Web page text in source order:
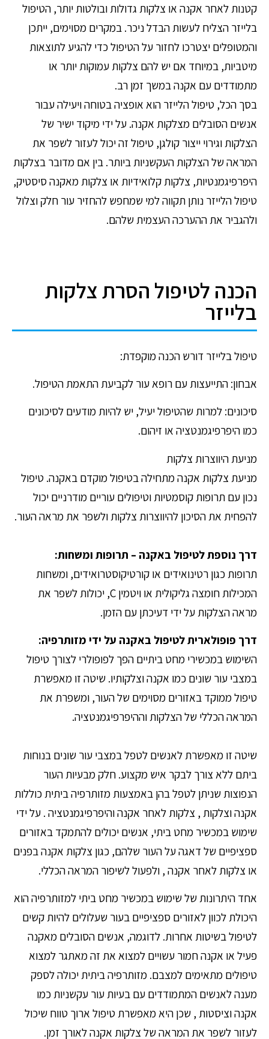
קטנות לאחר אקנה או צלקות גדולות ובולטות יותר, הטיפול
בלייזר הצליח לעשות הבדל ניכר. במקרים מסוימים, ייתכן
והמטופלים יצטרכו לחזור על הטיפול כדי להגיע לתוצאות
מיטביות, במיוחד אם יש להם צלקות עמוקות יותר או
מתמודדים עם אקנה במשך זמן רב.
בסך הכל, טיפול הלייזר הוא אופציה בטוחה ויעילה עבור
אנשים הסובלים מצלקות אקנה. על ידי מיקוד ישיר של
הצלקות וגירוי ייצור קולגן, טיפול זה יכול לעזור לשפר את
המראה של הצלקות העקשניות ביותר. בין אם מדובר בצלקות
היפרפיגמנטיות, צלקות קלואידיות או צלקות מאקנה סיסטיק,
טיפול הלייזר נותן תקווה למי שמחפש להחזיר עור חלק וצלול
ולהגביר את ההערכה העצמית שלהם.
הכנה לטיפול הסרת צלקות
בלייזר
טיפול בלייזר דורש הכנה מוקפדת:
אבחון: התייעצות עם רופא עור לקביעת התאמת הטיפול.
סיכונים: למרות שהטיפול יעיל, יש להיות מודעים לסיכונים
כמו היפרפיגמנטציה או זיהום.
מניעת היווצרות צלקות
מניעת צלקות אקנה מתחילה בטיפול מוקדם באקנה. טיפול
נכון עם תרופות קוסמטיות וטיפולים עוריים מודרניים יכול
להפחית את הסיכון להיווצרות צלקות ולשפר את מראה העור.
דרך נוספת לטיפול באקנה – תרופות ומשחות:
תרופות כגון רטינואידים או קורטיקוסטרואידים, ומשחות
המכילות חומצה גליקולית או ויטמין C, יכולות לשפר את
מראה הצלקות על ידי דעיכתן עם הזמן.
דרך פופולארית לטיפול באקנה על ידי מזותרפיה:
השימוש במכשירי מחט ביתיים הפך לפופולרי לצורך טיפול
במצבי עור שונים כמו אקנה וצלקותיו. שיטה זו מאפשרת
טיפול ממוקד באזורים מסוימים של העור, ומשפרת את
המראה הכללי של הצלקות וההיפרפיגמנטציה.
שיטה זו מאפשרת לאנשים לטפל במצבי עור שונים בנוחות
ביתם ללא צורך לבקר איש מקצוע. חלק מבעיות העור
הנפוצות שניתן לטפל בהן באמצעות מזותרפיה ביתית כוללות
אקנה וצלקות , צלקות לאחר אקנה והיפרפיגמנטציה . על ידי
שימוש במכשיר מחט ביתי, אנשים יכולים להתמקד באזורים
ספציפיים של דאגה על העור שלהם, כגון צלקות אקנה בפנים
או צלקות לאחר אקנה , ולפעול לשיפור המראה הכללי.
אחד היתרונות של שימוש במכשיר מחט ביתי למזותרפיה הוא
היכולת לכוון לאזורים ספציפיים בעור שעלולים להיות קשים
לטיפול בשיטות אחרות. לדוגמה, אנשים הסובלים מאקנה
פעיל או אקנה חמור עשויים למצוא את זה מאתגר למצוא
טיפולים מתאימים למצבם. מזותרפיה ביתית יכולה לספק
מענה לאנשים המתמודדים עם בעיות עור עקשניות כמו
אקנה וציסטות , שכן היא מאפשרת טיפול ארוך טווח שיכול
לעזור לשפר את המראה של צלקות אקנה לאורך זמן.